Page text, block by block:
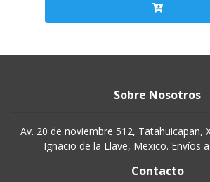
Sobre Nosotros
Av. 20 de noviembre 512, Tatahuicapan,
Ignacio de la Llave, Mexico. Envíos
Contacto